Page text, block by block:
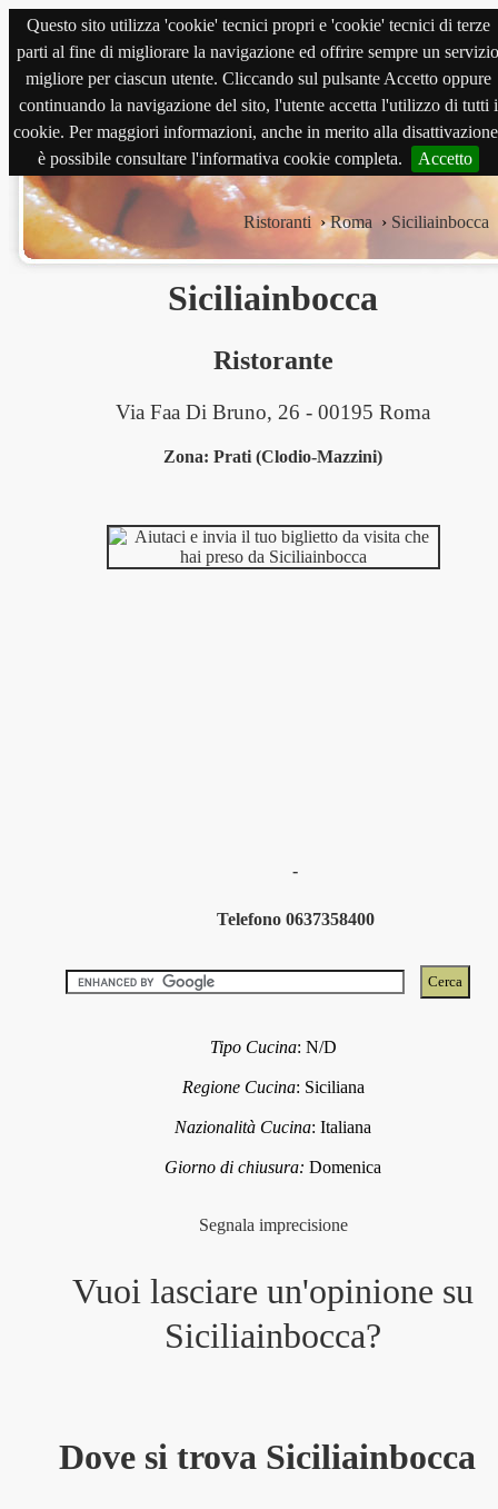
Questo sito utilizza 'cookie' tecnici propri e 'cookie' tecnici di terze
parti al fine di migliorare la navigazione ed offrire sempre un servizio
migliore per ciascun utente. Cliccando sul pulsante Accetto oppure
continuando la navigazione del sito, l'utente accetta l'utilizzo di tutti i
cookie. Per maggiori informazioni, anche in merito alla
è possibile consultare l'informativa cookie completa.
Accetto
magnabene.com
Ristoranti ›Roma › Siciliainbocca
Siciliainbocca
Ristorante
Via Faa Di Bruno, 26 - 00195 Roma
Zona: Prati (Clodio-Mazzini)
-
Telefono 0637358400
Tipo Cucina: N/D
Regione Cucina: Siciliana
Nazionalità Cucina:Italiana
Giorno di chiusura:Domenica
Segnala imprecisione
Vuoi lasciare un'opinione su
Siciliainbocca?
Dove si trova Siciliainbocca